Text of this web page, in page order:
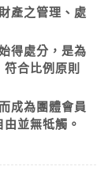
產之管理、處
得處分，是為
合比例原則
成為團體會員
並無牴觸。